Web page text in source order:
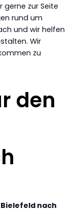
gerne zur Seite
rund um
und wir helfen
Wir
zu
den
nach